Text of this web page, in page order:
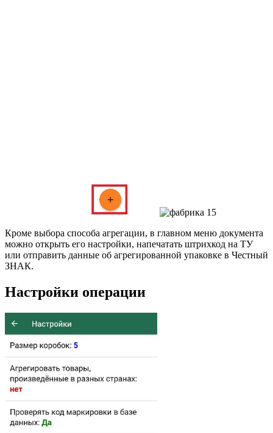
Кроме выбора способа агрегации, в главном меню документа
можно открыть его настройки, напечатать штрихкод на ТУ
или отправить данные об агрегированной упаковке в Честный
ЗНАК.
Настройки операции